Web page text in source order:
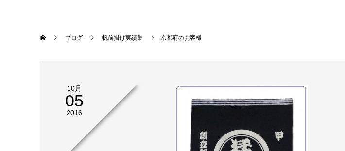
ブログ 帆前掛け実績集 京都府のお客様
10月
05
2016